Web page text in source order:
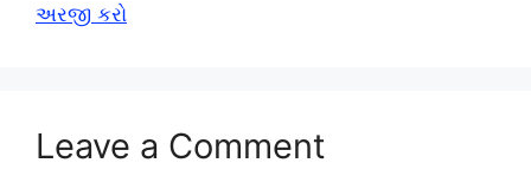
અરજી કરો
Leave a Comment